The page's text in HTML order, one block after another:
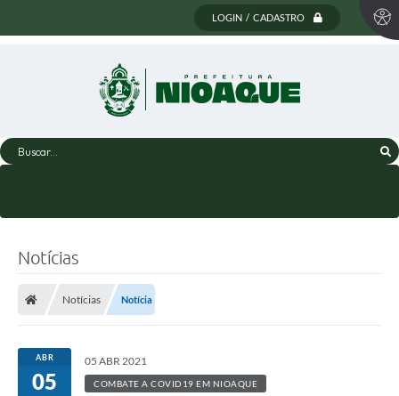
LOGIN / CADASTRO
Buscar...
Notícias
Notícias Notícia
ABR
05
05 ABR 2021
COMBATE A COVID19 EM NIOAQUE